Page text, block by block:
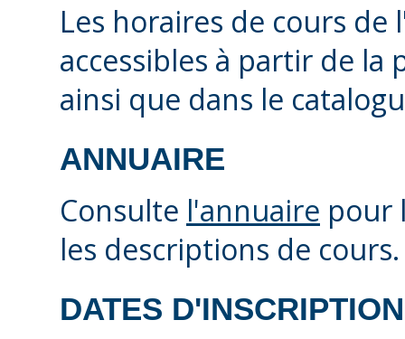
Les horaires de cours de
accessibles à partir de la
ainsi que dans le
ANNUAIRE
Consulte l'annuaire pour
les descriptions de cours.
DATES